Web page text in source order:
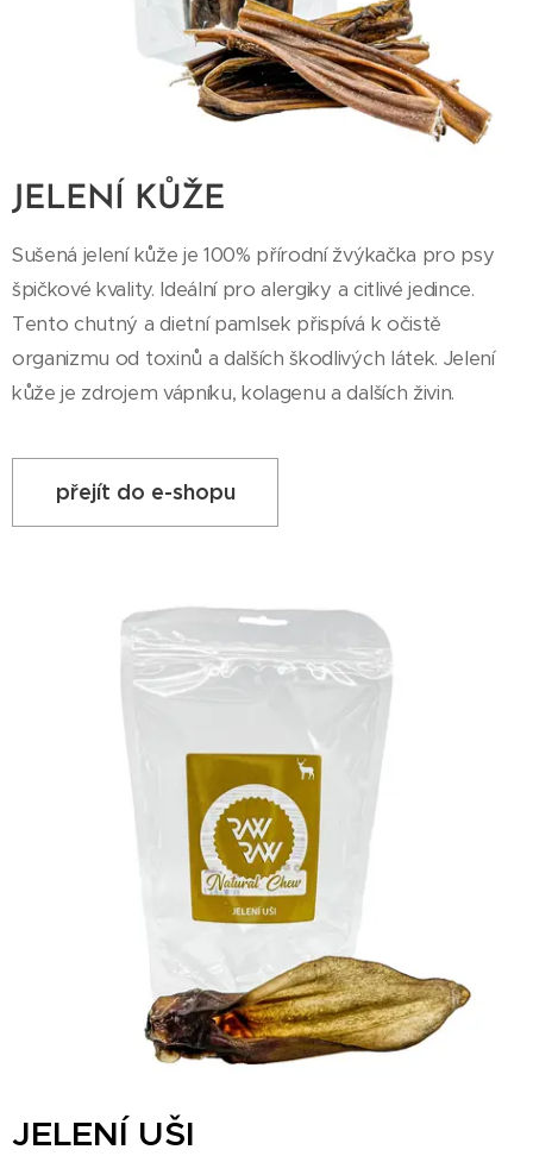
JELENÍ KŮŽE
Sušená jelení kůže je 100% přírodní žvýkačka pro psy
špičkové kvality. Ideální pro alergiky a citlivé jedince.
Tento chutný a dietní pamlsek přispívá k očistě
organizmu od toxinů a dalších škodlivých látek. Jelení
kůže je zdrojem vápníku, kolagenu a dalších živin.
přejít do e-shopu
JELENÍ UŠI